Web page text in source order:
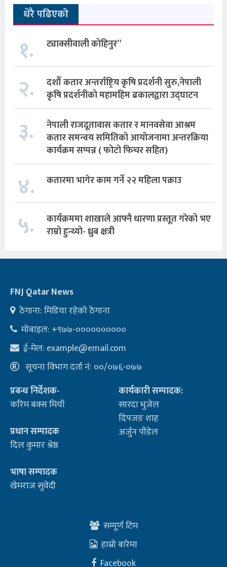
धेरै पढिएको
१. ट्याक्सीवाली कोहिनुर”
२.
दशौँ कतार अन्तर्राष्ट्रिय कृषि प्रदर्शनी सुरु,नेपाली
कृषि प्रदर्शनीको महामहिम ढकालद्वारा उद्घाटन
३.
नेपाली राजदूतावास कतार र मानवसेवा आश्रम
कतार समन्वय समितिको आयोजनामा अन्तरक्रिया
कार्यक्रम सप्पन्न ( फोटो फिचर सहित)
४. कतारमा भागेर काम गर्ने २२ महिला पक्राउ
५.
कार्यक्रममा शाखाले आफ्नै धारणा प्रस्तूत गरेको भए
राम्रो हुन्थ्यो- ध्रुब क्षत्री
FNJ Qatar News
ठेगाना: मिडिया रहेको ठेगाना
मोबाइल: +९७७-००००००००००
ई-मेल: example@email.com
सूचना विभाग दर्ता नं: ००/०७६-०७७
प्रबन्ध निर्देशक-
करिम बक्स मियाँ
प्रधान सम्पादक
दिल कुमार श्रेष्ठ
भाषा सम्पादक
खेमराज सुवेदी
कार्यकारी सम्पादक:
सारदा भुजेल
दिपजङ शाह
अर्जुन पौडेल
सम्पूर्ण टिम
हाम्रो बारेमा
Facebook